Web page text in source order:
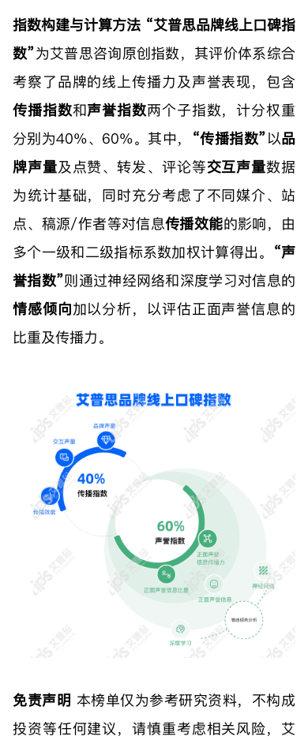
指数构建与计算方法 “艾普思品牌线上口碑指
数”为艾普思咨询原创指数，其评价体系综合
考察了品牌的线上传播力及声誉表现，包含
传播指数和声誉指数两个子指数，计分权重
分别为40%、60%。其中， “传播指数”以品
牌声量及点赞、转发、评论等交互声量数据
为统计基础，同时充分考虑了不同媒介、站
点、稿源/作者等对信息传播效能的影响，由
多个一级和二级指标系数加权计算得出。 “声
誉指数”则通过神经网络和深度学习对信息的
情感倾向加以分析，以评估正面声誉信息的
比重及传播力。
免责声明 本榜单仅为参考研究资料，不构成
投资等任何建议，请慎重考虑相关风险，艾